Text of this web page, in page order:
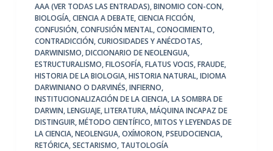
AAA (VER TODAS LAS ENTRADAS),BINOMIO CON-CON,
BIOLOGÍA,CIENCIA A DEBATE,CIENCIA FICCIÓN,
CONFUSIÓN,CONFUSIÓN MENTAL,CONOCIMIENTO,
CONTRADICCIÓN,CURIOSIDADES Y ANÉCDOTAS,
DARWINISMO,DICCIONARIO DE NEOLENGUA,
ESTRUCTURALISMO,FILOSOFÍA,FLATUS VOCIS,FRAUDE,
HISTORIA DE LA BIOLOGIA,HISTORIA NATURAL,IDIOMA
DARWINIANO O DARVINÉS,INFIERNO,
INSTITUCIONALIZACIÓN DE LA CIENCIA,LA SOMBRA DE
DARWIN,LENGUAJE,LITERATURA,MÁQUINA INCAPAZ DE
DISTINGUIR,MÉTODO CIENTÍFICO,MITOS Y LEYENDAS DE
LA CIENCIA,NEOLENGUA,OXÍMORON,PSEUDOCIENCIA,
RETÓRICA,SECTARISMO, TAUTOLOGÍA